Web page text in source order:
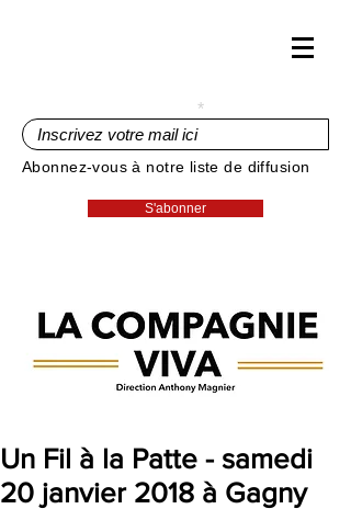
Abonnez-vous à notre liste de diffusion
S'abonner
Un Fil à la Patte - samedi
20 janvier 2018 à Gagny